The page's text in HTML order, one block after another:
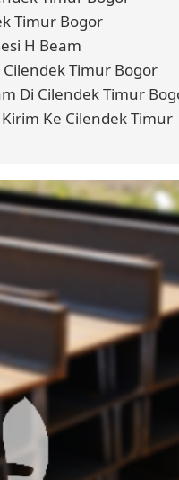
Timur Bogor
H Beam
Timur Bogor
Di Cilendek Timur
Ke Cilendek Timur